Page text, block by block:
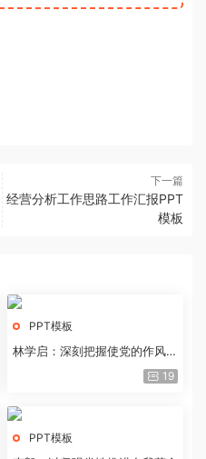
下一篇
经营分析工作思路工作汇报PPT
模板
PPT模板
林学启：深刻把握使党的作风全
19
PPT模板